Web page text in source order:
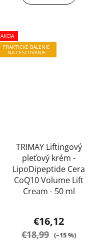
AKCIA
PRAKTICKÉ BALENIE
NA CESTOVANIE
TRIMAY Liftingový
pleťový krém -
LipoDipeptide Cera
CoQ10 Volume Lift
Cream - 50 ml
€16,12
€18,99 (–15 %)